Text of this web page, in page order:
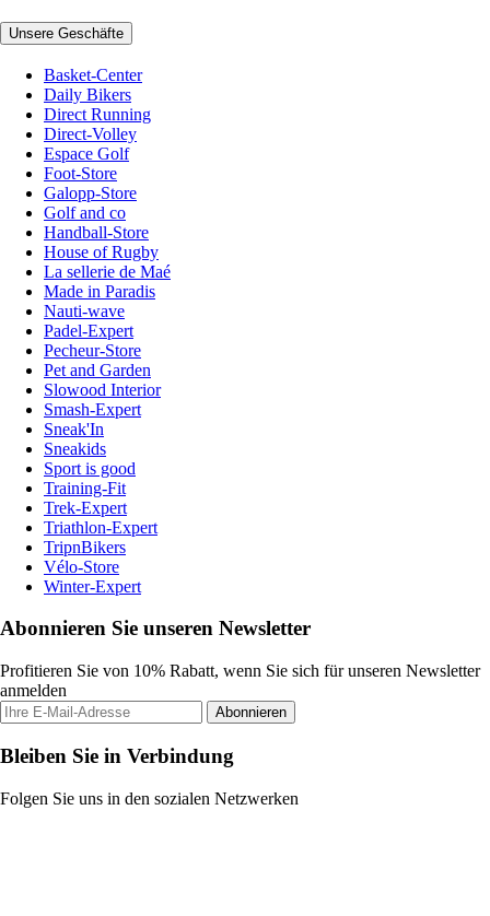
Unsere Geschäfte
Basket-Center
Daily Bikers
Direct Running
Direct-Volley
Espace Golf
Foot-Store
Galopp-Store
Golf and co
Handball-Store
House of Rugby
La sellerie de Maé
Made in Paradis
Nauti-wave
Padel-Expert
Pecheur-Store
Pet and Garden
Slowood Interior
Smash-Expert
Sneak'In
Sneakids
Sport is good
Training-Fit
Trek-Expert
Triathlon-Expert
TripnBikers
Vélo-Store
Winter-Expert
Abonnieren Sie unseren Newsletter
Profitieren Sie von 10% Rabatt, wenn Sie sich für unseren Newsletter
anmelden
Abonnieren
Bleiben Sie in Verbindung
Folgen Sie uns in den sozialen Netzwerken